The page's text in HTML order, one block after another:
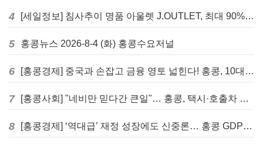
4 [세일정보] 침사추이 명품 아울렛 J.OUTLET, 최대 90% 빅 세일 진행
5 홍콩뉴스 2026-8-4 (화) 홍콩수요저널
6 [홍콩경제] 중국과 손잡고 금융 영토 넓힌다! 홍콩, 10대 신규 정책 발표
7 [홍콩사회] "네비만 믿다간 큰일"… 홍콩, 택시·호출차 통합 시험 도입하며 규제 본격화
8 [홍콩경제] ‘역대급’ 재정 성장에도 신중론… 홍콩 GDP 전망 상향 속 “지정학적 리스크 경계”